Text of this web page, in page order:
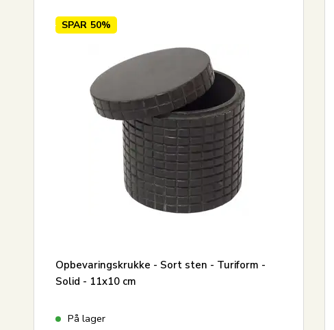
SPAR 50%
Opbevaringskrukke - Sort sten - Turiform -
Solid - 11x10 cm
På lager